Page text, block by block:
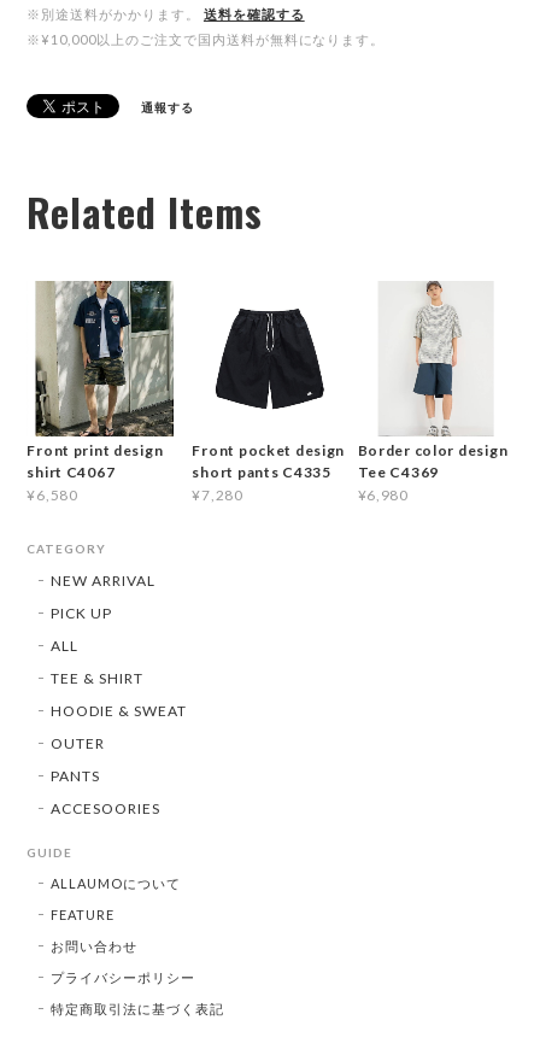
※別途送料がかかります。
送料を確認する
※¥10,000以上のご注文で国内送料が無料になります。
通報する
Related Items
Front print design
shirt C4067
¥6,580
Front pocket design
short pants C4335
¥7,280
Border color design
Tee C4369
¥6,980
CATEGORY
NEW ARRIVAL
PICK UP
ALL
TEE & SHIRT
HOODIE & SWEAT
OUTER
PANTS
ACCESOORIES
GUIDE
ALLAUMOについて
FEATURE
お問い合わせ
プライバシーポリシー
特定商取引法に基づく表記